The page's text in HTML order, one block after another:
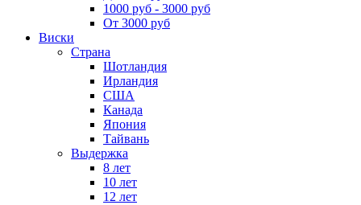
1000 руб - 3000 руб
От 3000 руб
Виски
Страна
Шотландия
Ирландия
США
Канада
Япония
Тайвань
Выдержка
8 лет
10 лет
12 лет